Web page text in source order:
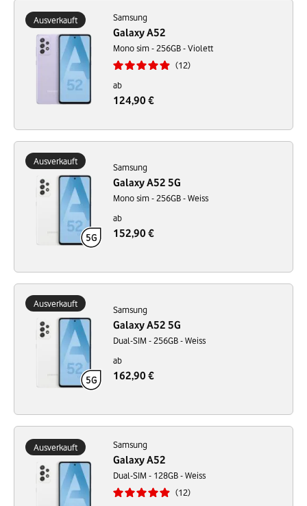
Ausverkauft Samsung
Galaxy A52
Mono sim - 256GB - Violett
12
ab
124,90 €
Ausverkauft
Samsung
Galaxy A52 5G
Mono sim - 256GB - Weiss
ab
152,90 €
Ausverkauft
Samsung
Galaxy A52 5G
Dual-SIM - 256GB - Weiss
ab
162,90 €
Ausverkauft Samsung
Galaxy A52
Dual-SIM - 128GB - Weiss
12